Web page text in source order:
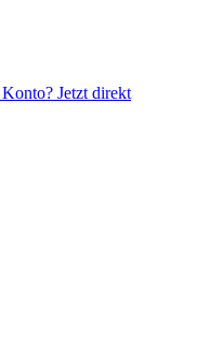
Jetzt direkt